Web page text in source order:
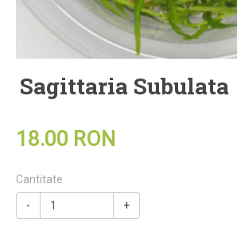
Sagittaria Subulata
18.00 RON
Cantitate
- +